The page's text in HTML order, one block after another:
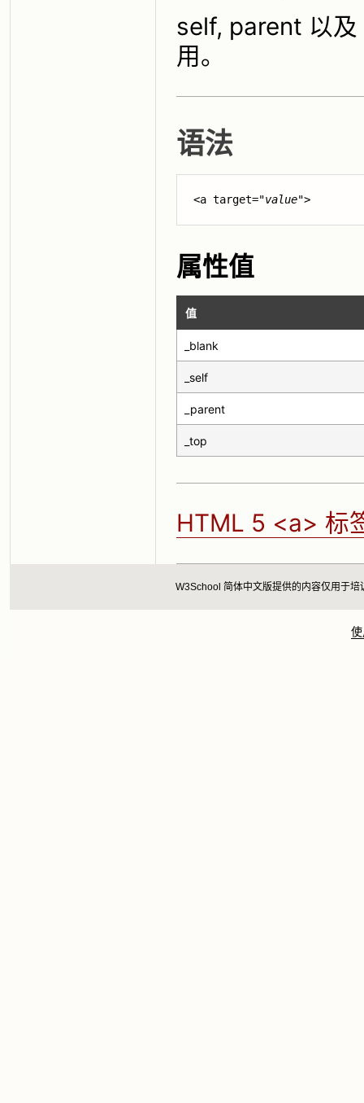
self, parent 以
用。
语法
<a target="value">
属性值
值
_blank
_self
_parent
_top
HTML 5 <a> 标
W3School 简体中文版提供的内容仅用于